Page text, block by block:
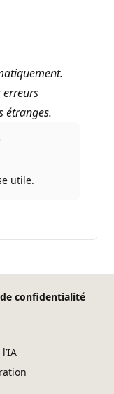
erreurs
étranges.
utile.
confidentialité